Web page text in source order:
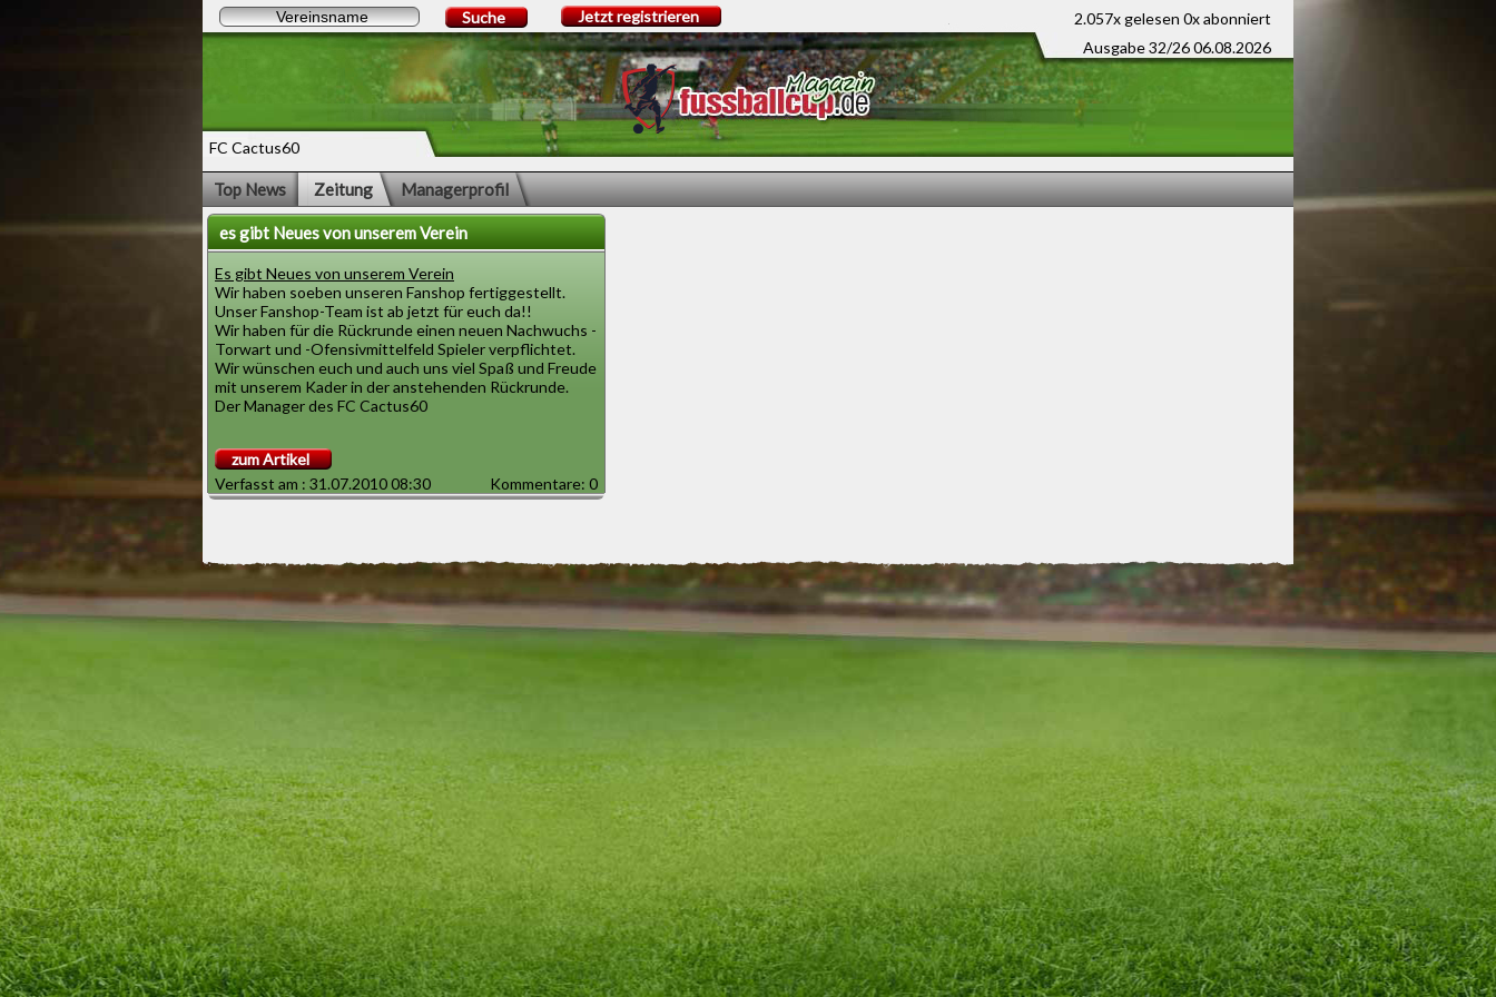
2.057x gelesen 0x abonniert
Ausgabe 32/26 06.08.2026
FC Cactus60
Suche Jetzt registrieren
Top News Zeitung Managerprofil
es gibt Neues von unserem Verein
Es gibt Neues von unserem Verein
Wir haben soeben unseren Fanshop fertiggestellt.
Unser Fanshop-Team ist ab jetzt für euch da!!
Wir haben für die Rückrunde einen neuen Nachwuchs -
Torwart und -Ofensivmittelfeld Spieler verpflichtet.
Wir wünschen euch und auch uns viel Spaß und Freude
mit unserem Kader in der anstehenden Rückrunde.
Der Manager des FC Cactus60
zum Artikel
Verfasst am : 31.07.2010 08:30
Kommentare: 0